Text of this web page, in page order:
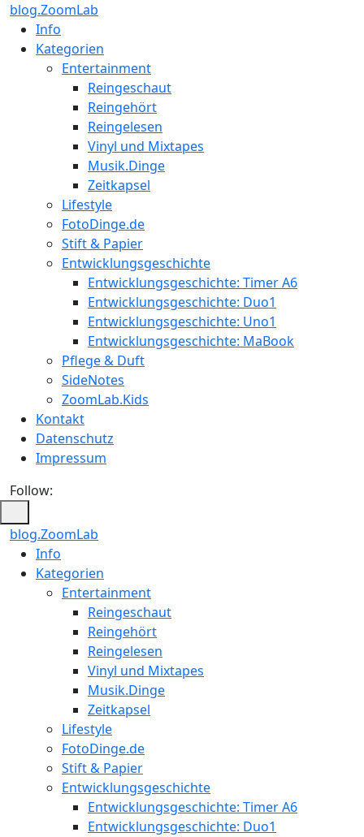
blog.ZoomLab
Info
Kategorien
Entertainment
Reingeschaut
Reingehört
Reingelesen
Vinyl und Mixtapes
Musik.Dinge
Zeitkapsel
Lifestyle
FotoDinge.de
Stift & Papier
Entwicklungsgeschichte
Entwicklungsgeschichte: Timer A6
Entwicklungsgeschichte: Duo1
Entwicklungsgeschichte: Uno1
Entwicklungsgeschichte: MaBook
Pflege & Duft
SideNotes
ZoomLab.Kids
Kontakt
Datenschutz
Impressum
Follow:
blog.ZoomLab
ZoomLab
//
Info
Kategorien
Entertainment
Reingeschaut
Reingehört
Reingelesen
Vinyl und Mixtapes
Musik.Dinge
Zeitkapsel
Lifestyle
FotoDinge.de
Stift & Papier
Entwicklungsgeschichte
Entwicklungsgeschichte: Timer A6
Entwicklungsgeschichte: Duo1